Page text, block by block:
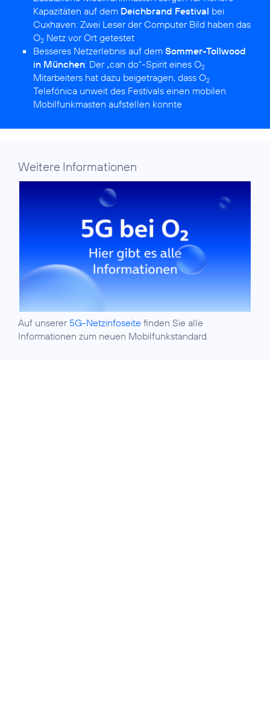
Kapazitäten auf dem Deichbrand Festival bei
Cuxhaven: Zwei Leser der Computer Bild haben das
O2 Netz vor Ort getestet
Besseres Netzerlebnis auf dem Sommer-Tollwood
in München: Der „can do“-Spirit eines O2
Mitarbeiters hat dazu beigetragen, dass O2
Telefónica unweit des Festivals einen mobilen
Mobilfunkmasten aufstellen konnte
Weitere Informationen
Auf unserer 5G-Netzinfoseite finden Sie alle
Informationen zum neuen Mobilfunkstandard.